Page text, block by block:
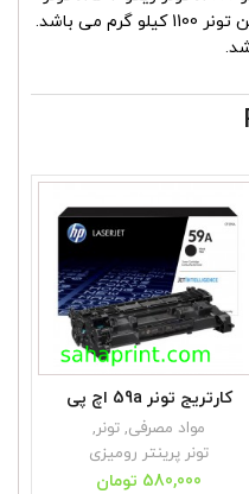
ریکو 9002 و… عرضه میشود. وزن این تونر 1100 کیلو گرم می باشد.
کارتریج تونر 59a اچ پی
مواد مصرفی, تونر,
تونر پرینتر رومیزی
580,000 تومان